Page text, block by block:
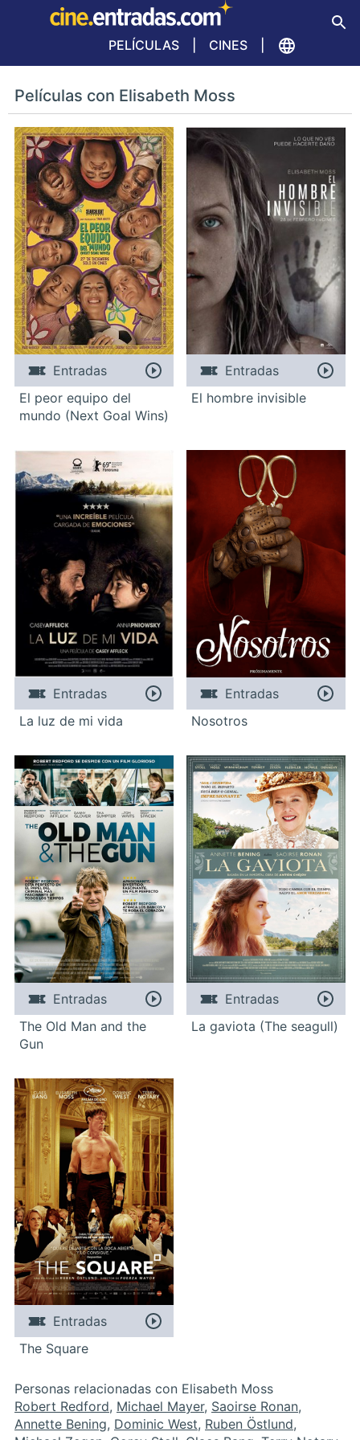
PELÍCULAS CINES
Películas con Elisabeth Moss
Entradas
El peor equipo del
mundo (Next Goal Wins)
Entradas
El hombre invisible
Entradas
La luz de mi vida
Entradas
Nosotros
Entradas
The Old Man and the
Gun
Entradas
La gaviota (The seagull)
Entradas
The Square
Personas relacionadas con Elisabeth Moss
Robert Redford, Michael Mayer, Saoirse Ronan,
Annette Bening, Dominic West, Ruben Östlund,